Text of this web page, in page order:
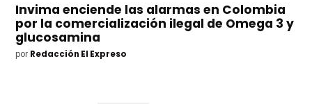
Invima enciende las alarmas en Colombia
por la comercialización ilegal de Omega 3 y
glucosamina
por Redacción El Expreso